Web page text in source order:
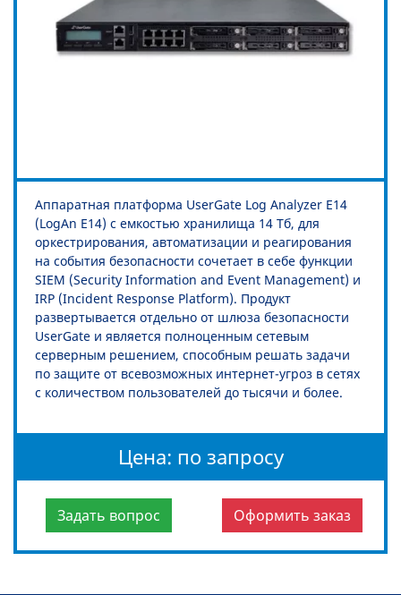
Аппаратная платформа UserGate Log Analyzer Е14
(LogAn Е14) с емкостью хранилища 14 Тб, для
оркестрирования, автоматизации и реагирования
на события безопасности сочетает в себе функции
SIEM (Security Information and Event Management) и
IRP (Incident Response Platform). Продукт
развертывается отдельно от шлюза безопасности
UserGate и является полноценным сетевым
серверным решением, способным решать задачи
по защите от всевозможных интернет-угроз в сетях
с количеством пользователей до тысячи и более.
Цена: по запросу
Задать вопрос Оформить заказ